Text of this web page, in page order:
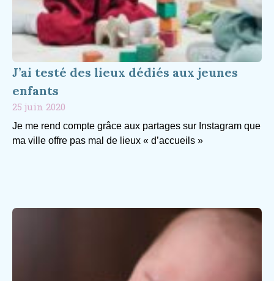
J’ai testé des lieux dédiés aux jeunes
enfants
25 juin 2020
Je me rend compte grâce aux partages sur Instagram que
ma ville offre pas mal de lieux « d’accueils »